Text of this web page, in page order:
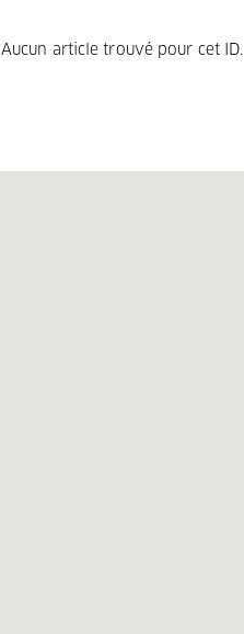
Aucun article trouvé pour cet ID.